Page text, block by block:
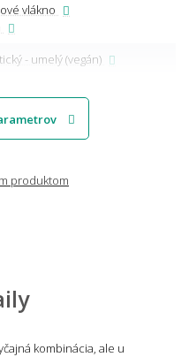
vlákno
- umelý (vegán)
produktom
kombinácia, ale u